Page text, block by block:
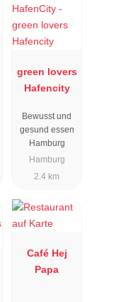
green lovers
Hafencity
Bewusst und
gesund essen
Hamburg
Hamburg
2.4 km
Café Hej
Papa